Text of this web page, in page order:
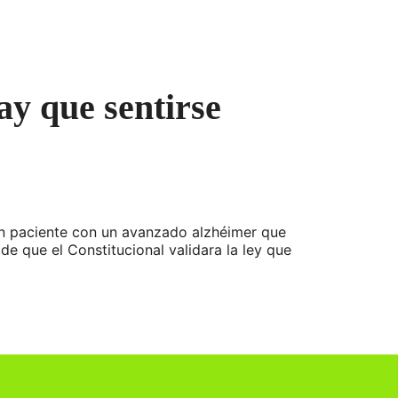
que sentirse
con un avanzado alzhéimer que
que el Constitucional validara la ley que